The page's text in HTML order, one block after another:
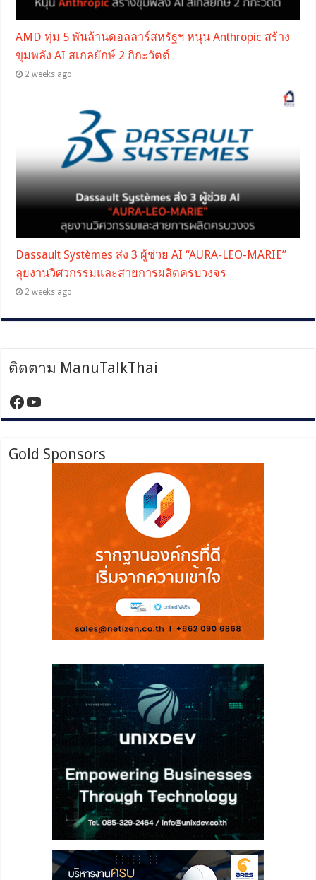
AMD ทุ่ม 5 พันล้านดอลลาร์สหรัฐฯ หนุน Anthropic สร้าง
ขุมพลัง AI สเกลยักษ์ 2 กิกะวัตต์
2 weeks ago
Dassault Systèmes ส่ง 3 ผู้ช่วย AI “AURA-LEO-MARIE”
ลุยงานวิศวกรรมและสายการผลิตครบวงจร
2 weeks ago
ติดตาม ManuTalkThai
https://www.facebook.com/
YouTube
Gold Sponsors